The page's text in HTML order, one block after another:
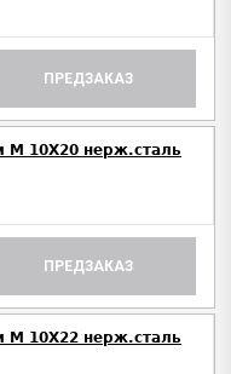
ПРЕДЗАКАЗ
M 10Х20 нерж.сталь
ПРЕДЗАКАЗ
M 10Х22 нерж.сталь